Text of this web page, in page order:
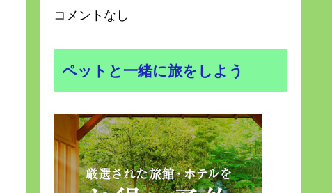
コメントなし
ペットと一緒に旅をしよう